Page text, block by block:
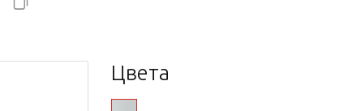
Цвета